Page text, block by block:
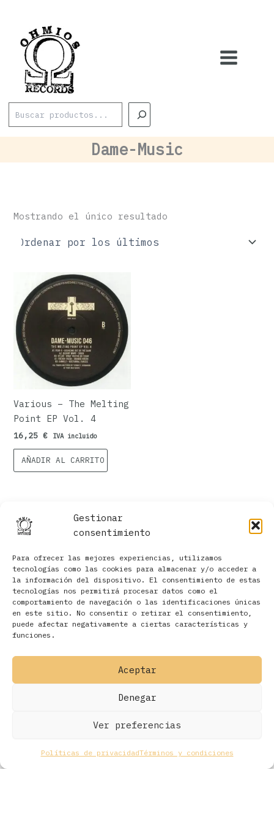
Gestionar
consentimiento
Para ofrecer las mejores experiencias, utilizamos
tecnologías como las cookies para almacenar y/o acceder a
la información del dispositivo. El consentimiento de estas
tecnologías nos permitirá procesar datos como el
comportamiento de navegación o las identificaciones únicas
en este sitio. No consentir o retirar el consentimiento,
puede afectar negativamente a ciertas características y
funciones.
Aceptar
Denegar
Ver preferencias
Políticas de privacidadTérminos y condiciones
contenido
Dame-Music
Filtros
Mostrando el único resultado
Various – The Melting
Point EP Vol. 4
16,25 € IVA incluido
AÑADIR AL CARRITO